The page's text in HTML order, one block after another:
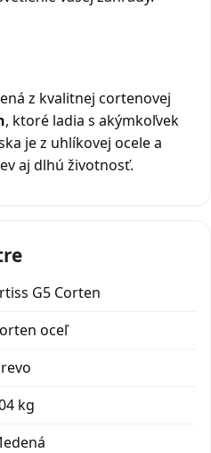
z kvalitnej cortenovej
, ktoré ladia s akýmkoľvek
je z uhlíkovej ocele a
aj dlhú životnosť.
G5 Corten
oceľ
kg